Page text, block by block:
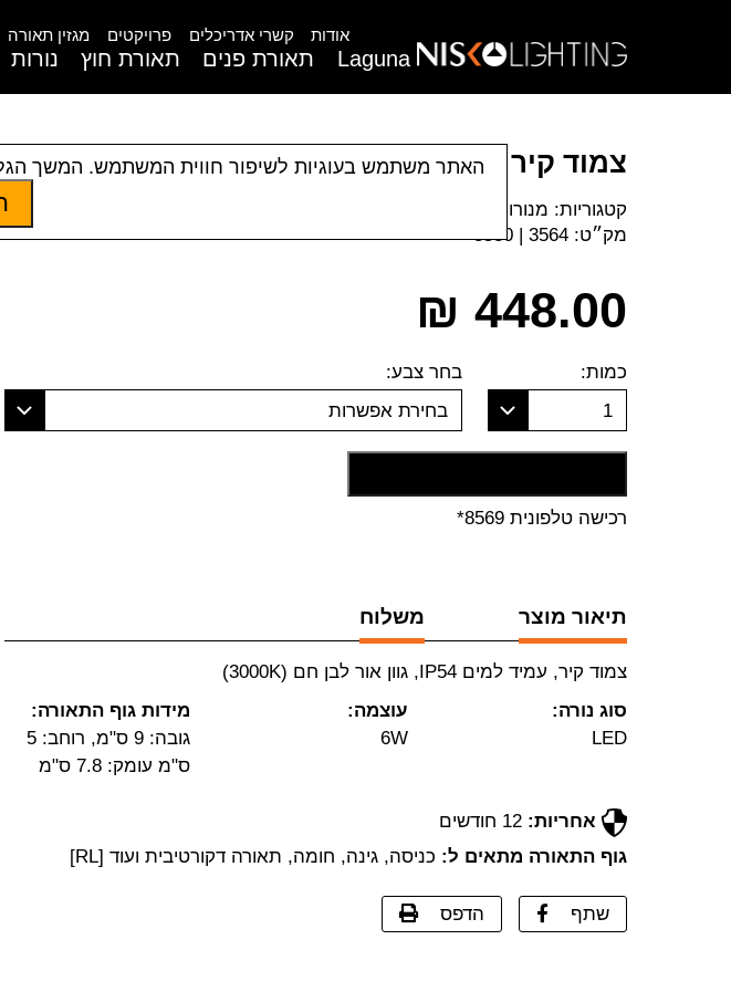
אודות קשרי אדריכלים פרויקטים מגזין תאורה
Laguna תאורת פנים תאורת חוץ נורות
צמוד קיר פונס
קטגוריות: מנורות קיר
מק״ט:3564 | 3580
448.00
₪
כמות:
1
בחר צבע:
בחירת אפשרות
רכישה טלפונית 8569*
תיאור מוצר משלוח
צמוד קיר, עמיד למים IP54, גוון אור לבן חם (3000K)
סוג נורה:
LED
עוצמה:
6W
מידות גוף התאורה:
גובה: 9 ס"מ, רוחב: 5
ס"מ עומק: 7.8 ס"מ
אחריות: 12 חודשים
גוף התאורה מתאים ל: כניסה, גינה, חומה, תאורה דקורטיבית ועוד [RL]
שתף הדפס
האתר משתמש בעוגיות לשיפור חווית המשתמש. המשך